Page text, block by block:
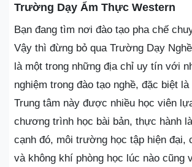
Trường Dạy Ẩm Thực Western
Bạn đang tìm nơi đào tạo pha chế
Vậy thì đừng bỏ qua Trường Dạy
là một trong những địa chỉ uy tín với
nghiệm trong đào tạo nghề, đặc biệt là
Trung tâm này được nhiều học viên
chương trình học bài bản, thực hành
cạnh đó, môi trường học tập hiện đại,
và không khí phòng học lúc nào cũng